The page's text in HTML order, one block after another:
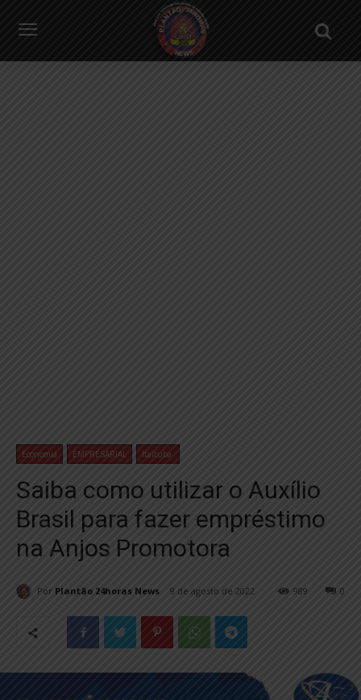
Economia EMPRESARIAL Itaituba
Saiba como utilizar o Auxílio
Brasil para fazer empréstimo
na Anjos Promotora
Por Plantão 24horas News 9 de agosto de 2022 0
989